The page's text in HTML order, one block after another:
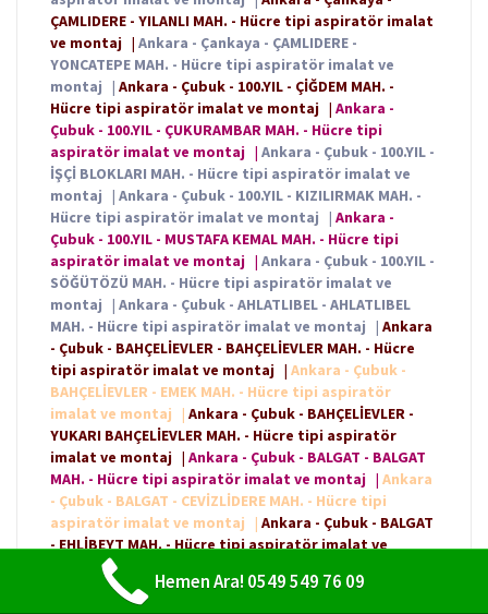
ÇAMLIDERE - YILANLI MAH. - Hücre tipi aspiratör imalat
ve montaj | Ankara - Çankaya - ÇAMLIDERE -
YONCATEPE MAH. - Hücre tipi aspiratör imalat ve
montaj | Ankara - Çubuk - 100.YIL - ÇİĞDEM MAH. -
Hücre tipi aspiratör imalat ve montaj | Ankara -
Çubuk - 100.YIL - ÇUKURAMBAR MAH. - Hücre tipi
aspiratör imalat ve montaj | Ankara - Çubuk - 100.YIL -
İŞÇİ BLOKLARI MAH. - Hücre tipi aspiratör imalat ve
montaj | Ankara - Çubuk - 100.YIL - KIZILIRMAK MAH. -
Hücre tipi aspiratör imalat ve montaj | Ankara -
Çubuk - 100.YIL - MUSTAFA KEMAL MAH. - Hücre tipi
aspiratör imalat ve montaj | Ankara - Çubuk - 100.YIL -
SÖĞÜTÖZÜ MAH. - Hücre tipi aspiratör imalat ve
montaj | Ankara - Çubuk - AHLATLIBEL - AHLATLIBEL
MAH. - Hücre tipi aspiratör imalat ve montaj | Ankara
- Çubuk - BAHÇELİEVLER - BAHÇELİEVLER MAH. - Hücre
tipi aspiratör imalat ve montaj | Ankara - Çubuk -
BAHÇELİEVLER - EMEK MAH. - Hücre tipi aspiratör
imalat ve montaj
| Ankara - Çubuk - BAHÇELİEVLER -
YUKARI BAHÇELİEVLER MAH. - Hücre tipi aspiratör
imalat ve montaj | Ankara - Çubuk - BALGAT - BALGAT
MAH. - Hücre tipi aspiratör imalat ve montaj | Ankara
- Çubuk - BALGAT - CEVİZLİDERE MAH. - Hücre tipi
aspiratör imalat ve montaj
| Ankara - Çubuk - BALGAT
- EHLİBEYT MAH. - Hücre tipi aspiratör imalat ve
montaj|
Hücre tipi aspiratör imalat ve montaj | Ankara -
Çubuk - BALGAT - OĞUZLAR MAH. - Hücre tipi aspiratör
Hemen Ara! 0549 549 76 09